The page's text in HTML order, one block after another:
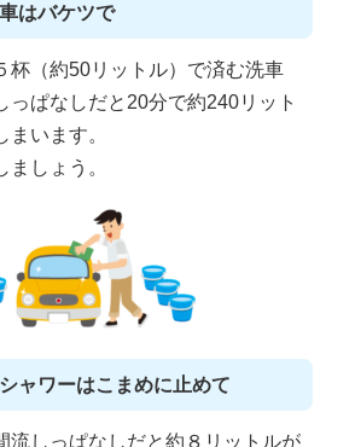
はバケツで
杯（約50リットル）で済む洗車
っぱなしだと20分で約240リット
まいます。
しょう。
ャワーはこまめに止めて
流しっぱなしだと約８リットルが